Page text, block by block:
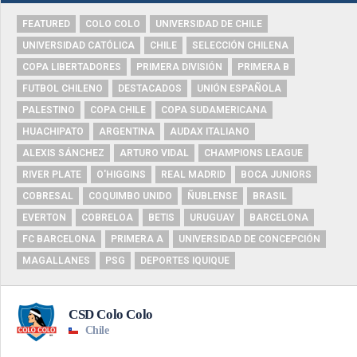
FEATURED COLO COLO
UNIVERSIDAD DE CHILE
UNIVERSIDAD CATÓLICA
CHILE
SELECCIÓN CHILENA
COPA LIBERTADORES
PRIMERA DIVISIÓN
PRIMERA B
FUTBOL CHILENO
DESTACADOS
UNIÓN ESPAÑOLA
PALESTINO
COPA CHILE
COPA SUDAMERICANA
HUACHIPATO
ARGENTINA
AUDAX ITALIANO
ALEXIS SÁNCHEZ
ARTURO VIDAL
CHAMPIONS LEAGUE
RIVER PLATE
O'HIGGINS REAL MADRID
BOCA JUNIORS
COBRESAL
COQUIMBO UNIDO ÑUBLENSE
BRASIL
EVERTON
COBRELOA BETIS URUGUAY
BARCELONA
FC BARCELONA
PRIMERA A
UNIVERSIDAD DE CONCEPCIÓN
MAGALLANES
PSG DEPORTES IQUIQUE